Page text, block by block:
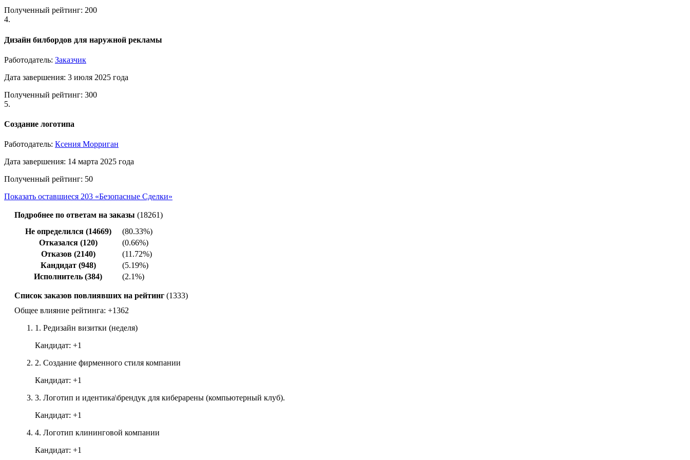
Полученный рейтинг: 200
4.
Дизайн билбордов для наружной рекламы
Работодатель: Заказчик
Дата завершения: 3 июля 2025 года
Полученный рейтинг: 300
5.
Создание логотипа
Работодатель: Ксения Морриган
Дата завершения: 14 марта 2025 года
Полученный рейтинг: 50
Показать оставшиеся 203 «Безопасные Сделки»
Подробнее по ответам на заказы (18261)
Не определился (14669)
(80.33%)
Отказался (120)
(0.66%)
Отказов (2140)
(11.72%)
Кандидат (948)
(5.19%)
Исполнитель (384)
(2.1%)
Список заказов повлиявших на рейтинг (1333)
Общее влияние рейтинга: +1362
1. Редизайн визитки (неделя)
Кандидат: +1
2. Создание фирменного стиля компании
Кандидат: +1
3. Логотип и идентика\брендук для киберарены (компьютерный клуб).
Кандидат: +1
4. Логотип клининговой компании
Кандидат: +1